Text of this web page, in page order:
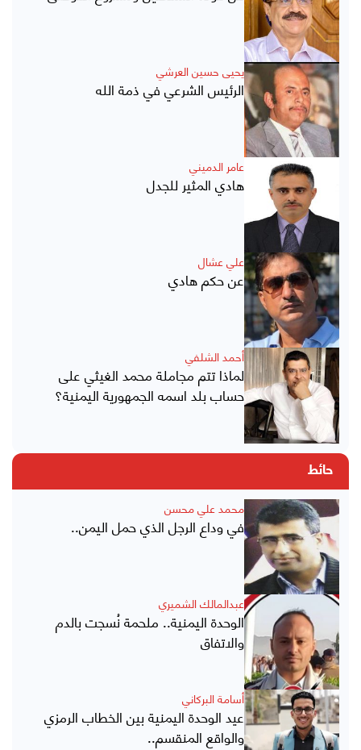
يحيى حسين العرشي
الرئيس الشرعي في ذمة الله
عامر الدميني
هادي المثير للجدل
علي عشال
عن حكم هادي
أحمد الشلفي
لماذا تتم مجاملة محمد الغيثي على
حساب بلد اسمه الجمهورية اليمنية؟
حائط
محمد علي محسن
في وداع الرجل الذي حمل اليمن..
عبدالمالك الشميري
الوحدة اليمنية.. ملحمة نُسجت بالدم
والاتفاق
أسامة البركاني
عيد الوحدة اليمنية بين الخطاب الرمزي
والواقع المنقسم..